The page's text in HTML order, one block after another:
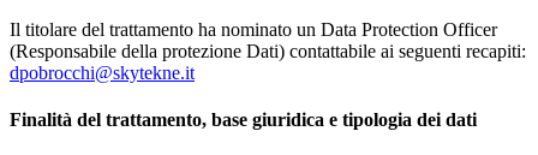
Il titolare del trattamento ha nominato un Data Protection Officer
(Responsabile della protezione Dati) contattabile ai seguenti recapiti:
dpobrocchi@skytekne.it
Finalità del trattamento, base giuridica e tipologia dei dati